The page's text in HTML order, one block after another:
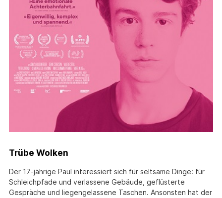
Trübe Wolken
Der 17-jährige Paul interessiert sich für seltsame Dinge: für
Schleichpfade und verlassene Gebäude, geflüsterte
Gespräche und liegengelassene Taschen. Ansonsten hat der